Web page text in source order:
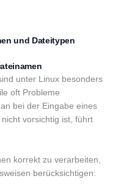
und Dateitypen
unter Linux besonders
oft Probleme
bei der Eingabe eines
vorsichtig ist, führt
korrekt zu verarbeiten,
berücksichtigen: